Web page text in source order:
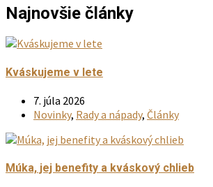
Najnovšie články
Kváskujeme v lete
7. júla 2026
Novinky, Rady a nápady, Články
Múka, jej benefity a kváskový chlieb